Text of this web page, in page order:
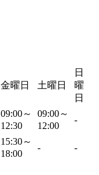
金曜日 土曜日
日
曜
日
09:00～
12:30
09:00～
12:00
-
15:30～
18:00
- -